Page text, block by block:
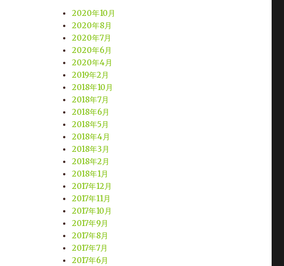
2020年10月
2020年8月
2020年7月
2020年6月
2020年4月
2019年2月
2018年10月
2018年7月
2018年6月
2018年5月
2018年4月
2018年3月
2018年2月
2018年1月
2017年12月
2017年11月
2017年10月
2017年9月
2017年8月
2017年7月
2017年6月